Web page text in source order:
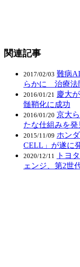
関連記事
2017/02/03 難病
らかに 治療法
2016/01/21 慶大
髄鞘化に成功
2016/01/20 京大
たな仕組みを
2015/11/09 ホン
CELL」が遂に
2020/12/11
トヨ
ェンジ、第2世